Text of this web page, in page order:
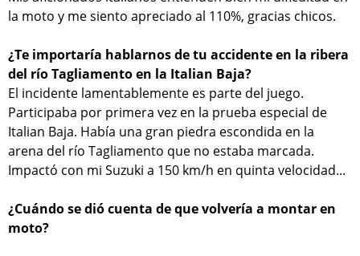
la moto y me siento apreciado al 110%, gracias chicos.
¿Te importaría hablarnos de tu accidente en la ribera
del río Tagliamento en la Italian Baja?
El incidente lamentablemente es parte del juego.
Participaba por primera vez en la prueba especial de
Italian Baja. Había una gran piedra escondida en la
arena del río Tagliamento que no estaba marcada.
Impactó con mi Suzuki a 150 km/h en quinta velocidad...
¿Cuándo se dió cuenta de que volvería a montar en
moto?